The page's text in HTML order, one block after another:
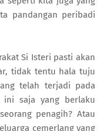
pandangan peribadi
Si Isteri pasti akan
tidak tentu hala tuju
telah terjadi pada
ini saja yang berlaku
penagih? Atau
cemerlang yang